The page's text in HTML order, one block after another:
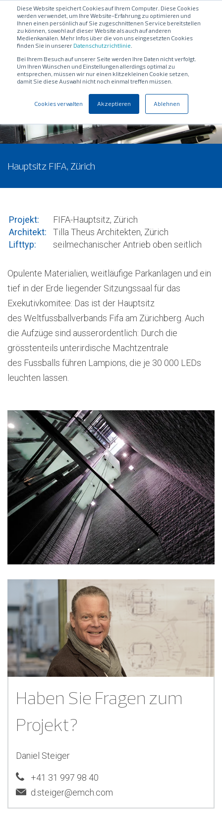
Diese Website speichert Cookies auf Ihrem Computer. Diese Cookies
werden verwendet, um Ihre Website-Erfahrung zu optimieren und
Ihnen einen persönlich auf Sie zugeschnittenen Service bereitstellen
zu können, sowohl auf dieser Website als auch auf anderen
Medienkanälen. Mehr Infos über die von uns eingesetzten Cookies
finden Sie in unserer Datenschutzrichtlinie.
Bei Ihrem Besuch auf unserer Seite werden Ihre Daten nicht verfolgt.
Um Ihren Wünschen und Einstellungen allerdings optimal zu
entsprechen, müssen wir nur einen klitzekleinen Cookie setzen,
damit Sie diese Auswahl nicht noch einmal treffen müssen.
Cookies verwalten Akzeptieren Ablehnen
Hauptsitz FIFA, Zürich
Projekt:
FIFA-Hauptsitz, Zürich
Architekt:
Tilla Theus Architekten, Zürich
Lifttyp:
seilmechanischer Antrieb oben seitlich
Opulente Materialien, weitläufige Parkanlagen und ein
tief in der Erde liegender Sitzungssaal für das
Exekutivkomitee: Das ist der Hauptsitz
des Weltfussballverbands Fifa am Zürichberg. Auch
die Aufzüge sind ausserordentlich: Durch die
grösstenteils unterirdische Machtzentrale
des Fussballs führen Lampions, die je 30 000 LEDs
leuchten lassen.
Haben Sie Fragen zum
Projekt?
Daniel Steiger
+41 31 997 98 40
d.steiger@emch.com